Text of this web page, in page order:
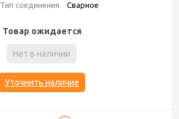
Тип соединения
Сварное
Товар ожидается
Нет в наличии
Уточнить наличие